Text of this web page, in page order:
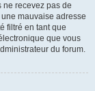
ne recevez pas de
mauvaise adresse
filtré en tant que
que vous
du forum.